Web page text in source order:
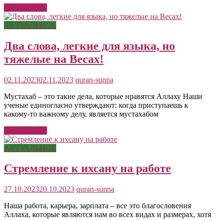
АКТУАЛЬНОЕ
Два слова, легкие для языка, но
тяжелые на Весах!
02.11.202302.11.2023 quran-sunna
Мустахаб – это такие дела, которые нравятся Аллаху Наши
ученые единогласно утверждают: когда приступаешь к
какому-то важному делу, является мустахабом
АКТУАЛЬНОЕ
Стремление к ихсану на работе
27.10.202320.10.2023 quran-sunna
Наша работа, карьера, зарплата – все это благословения
Аллаха, которые являются нам во всех видах и размерах, хотя